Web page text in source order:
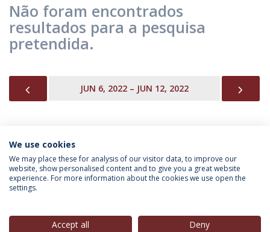
Não foram encontrados
resultados para a pesquisa
pretendida.
PREVIOUSJUN 6, 2022 – JUN 12, 2022
INFORMAÇÃO PARA
We use cookies
We may place these for analysis of our visitor data, to improve our
website, show personalised content and to give you a great website
experience. For more information about the cookies we use open the
settings.
Accept all Deny